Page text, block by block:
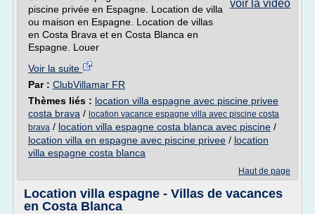
voir la vidéo
piscine privée en Espagne. Location de villa
ou maison en Espagne. Location de villas
en Costa Brava et en Costa Blanca en
Espagne. Louer
Voir la suite
Par : ClubVillamar FR
Thèmes liés : location villa espagne avec piscine privee
costa brava / location vacance espagne villa avec piscine costa
brava / location villa espagne costa blanca avec piscine /
location villa en espagne avec piscine privee / location
villa espagne costa blanca
Haut de page
Location villa espagne - Villas de vacances
en Costa Blanca